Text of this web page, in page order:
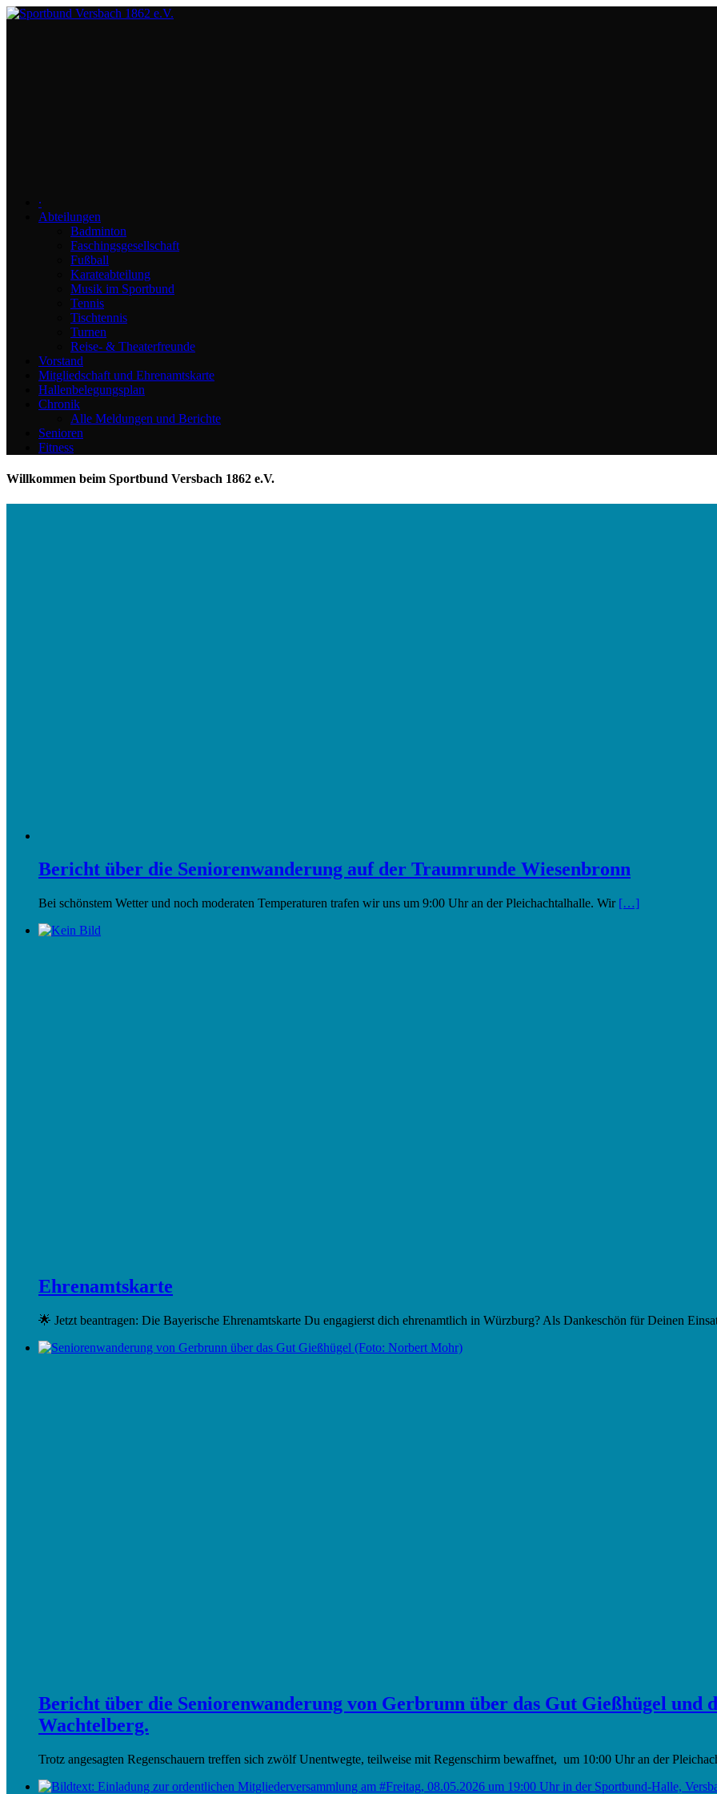
∙
Abteilungen
Badminton
Faschingsgesellschaft
Fußball
Karateabteilung
Musik im Sportbund
Tennis
Tischtennis
Turnen
Reise- & Theaterfreunde
Vorstand
Mitgliedschaft und Ehrenamtskarte
Hallenbelegungsplan
Chronik
Alle Meldungen und Berichte
Senioren
Fitness
Willkommen beim Sportbund Versbach 1862 e.V.
Bericht über die Seniorenwanderung auf der Traumrunde Wiesenbronn
Bei schönstem Wetter und noch moderaten Temperaturen trafen wir uns um 9:00 Uhr an der Pleichachtalhalle. Wir […]
Ehrenamtskarte
🌟 Jetzt beantragen: Die Bayerische Ehrenamtskarte Du engagierst dich ehrenamtlich in Würzburg? Als Dankeschön für Deinen
Bericht über die Seniorenwanderung von Gerbrunn über das Gut Gießhügel und
Wachtelberg.
Trotz angesagten Regenschauern treffen sich zwölf Unentwegte, teilweise mit Regenschirm bewaffnet, um 10:00 Uhr an der